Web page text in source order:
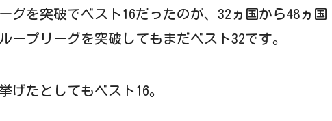
グを突破でベスト16だったのが、32ヵ国から48ヵ国
ープリーグを突破してもまだベスト32です。
げたとしてもベスト16。